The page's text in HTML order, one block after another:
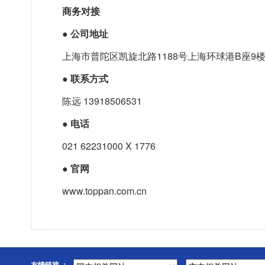
商务对接
● 公司地址
上海市普陀区凯旋北路1188号上海环球港B座9
● 联系方式
陈远 13918506531
● 电话
021 62231000 X 1776
● 官网
www.toppan.com.cn